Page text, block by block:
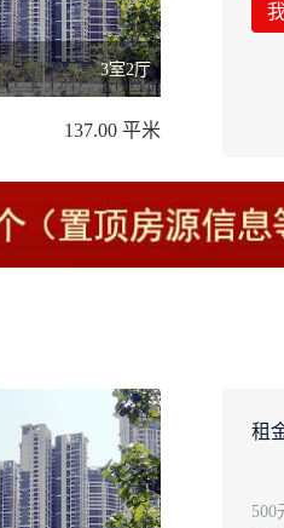
3室2厅
137.00 平米
租
500